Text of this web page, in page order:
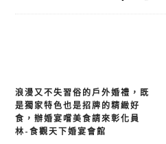
文
章
浪漫又不失習俗的戶外婚禮，既
是獨家特色也是招牌的精緻好
食，辦婚宴嚐美食請來彰化員
林-食觀天下婚宴會館